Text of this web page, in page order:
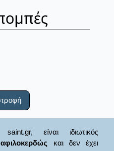
είναι ιδιωτικός
αφιλοκερδώς και δεν έχει